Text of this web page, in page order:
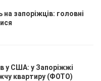
запоріжців: головні
у США: у Запоріжжі
квартиру (ФОТО)